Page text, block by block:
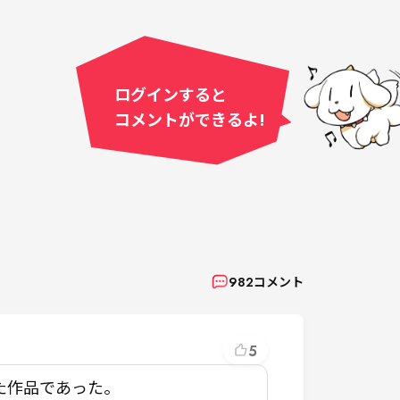
ログインすると
コメントができるよ!
982コメント
5
品であった。